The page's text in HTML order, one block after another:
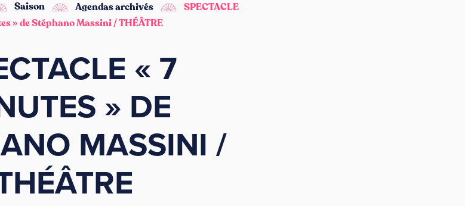
Saison Agendas archivés
SPECTACLE
» de Stéphano Massini / THÉÂTRE
« 7
» DE
MASSINI /